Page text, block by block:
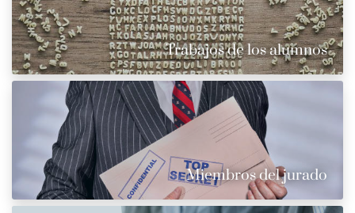
Trabajos de los alumnos
Miembros del jurado